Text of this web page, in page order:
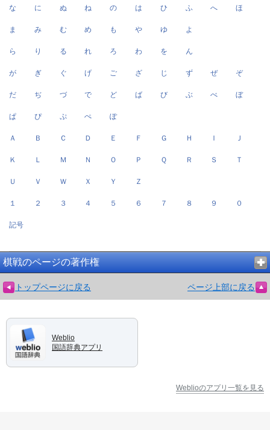
な に ぬ ね の は ひ ふ へ ほ
ま み む め も や ゆ よ
ら り る れ ろ わ を ん
が ぎ ぐ げ ご ざ じ ず ぜ ぞ
だ ぢ づ で ど ば び ぶ べ ぼ
ぱ ぴ ぷ ぺ ぽ
Ａ Ｂ Ｃ Ｄ Ｅ Ｆ Ｇ Ｈ Ｉ Ｊ
Ｋ Ｌ Ｍ Ｎ Ｏ Ｐ Ｑ Ｒ Ｓ Ｔ
Ｕ Ｖ Ｗ Ｘ Ｙ Ｚ
１ ２ ３ ４ ５ ６ ７ ８ ９ ０
記号
棋戦のページの著作権
トップページに戻る ページ上部に戻る
Weblio
国語辞典アプリ
Weblioのアプリ一覧を見る